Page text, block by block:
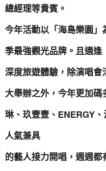
總經理等貴賓。
今年活動以「海島樂園
季最強觀光品牌。且適
深度旅遊體驗，除演唱
大舉辦之外，今年更加
琳、玖壹壹、ENERGY
人氣兼具
的藝人接力開唱，週週都